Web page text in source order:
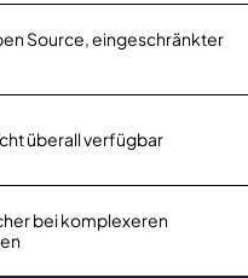
Source, eingeschränkter
überall verfügbar
bei komplexeren